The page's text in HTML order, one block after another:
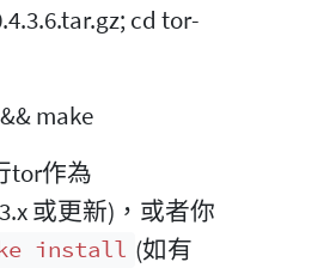
cd tor-
make
tor作為
或更新)，或者你
install (如有